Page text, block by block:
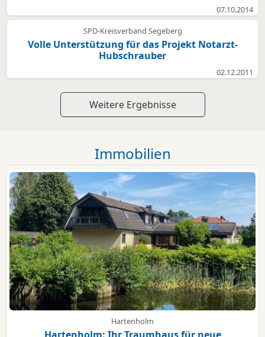
07.10.2014
SPD-Kreisverband Segeberg
Volle Unterstützung für das Projekt Notarzt-
Hubschrauber
02.12.2011
Weitere Ergebnisse
Immobilien
Hartenholm